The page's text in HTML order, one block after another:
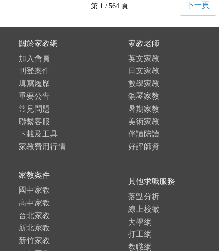
第 1 / 564 頁 下一頁
關於家教網
加入會員
刊登案件
填寫履歷
重要公告
常見問題
聯繫客服
下載及工具
家教費用行情
家教老師
英文家教
日文家教
數學家教
鋼琴家教
暑期家教
美術家教
伴讀陪讀
好評師資
家教案件
國中家教
高中家教
台北家教
新北家教
新竹家教
其他求職服務
落點分析
線上校徵
大學網
打工網
教職網